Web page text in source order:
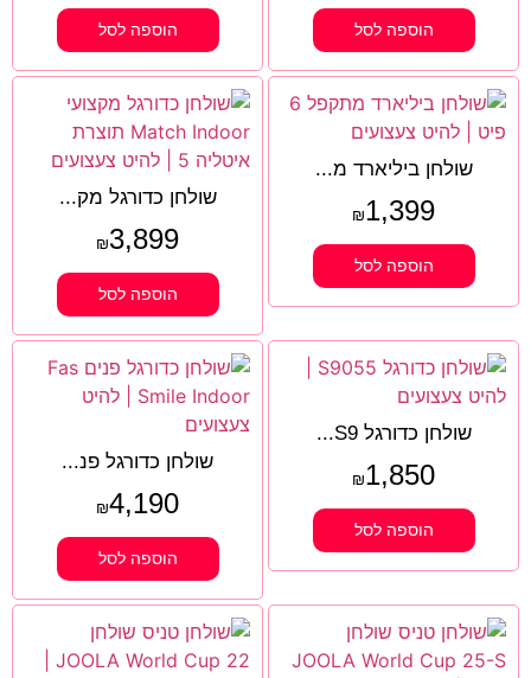
הוספה לסל הוספה לסל
שולחן ביליארד מ...
₪1,399
הוספה לסל
שולחן כדורגל מק...
₪3,899
הוספה לסל
שולחן כדורגל S9...
₪1,850
הוספה לסל
שולחן כדורגל פנ...
₪4,190
הוספה לסל